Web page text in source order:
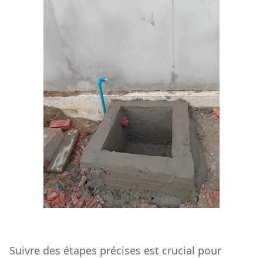
Suivre des étapes précises est crucial pour